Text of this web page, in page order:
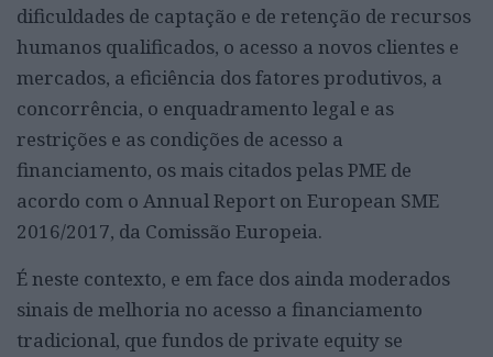
dificuldades de captação e de retenção de recursos
humanos qualificados, o acesso a novos clientes e
mercados, a eficiência dos fatores produtivos, a
concorrência, o enquadramento legal e as
restrições e as condições de acesso a
financiamento, os mais citados pelas PME de
acordo com o Annual Report on European SME
2016/2017, da Comissão Europeia.
É neste contexto, e em face dos ainda moderados
sinais de melhoria no acesso a financiamento
tradicional, que fundos de private equity se